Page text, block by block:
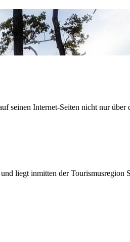
weiter.
seinen Internet-Seiten nicht nur
liegt inmitten der Tourismusregion